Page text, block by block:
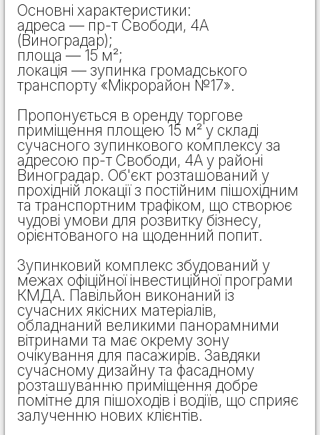
Основні характеристики:
адреса — пр-т Свободи, 4А
(Виноградар);
площа — 15 м²;
локація — зупинка громадського
транспорту «Мікрорайон №17».
Пропонується в оренду торгове
приміщення площею 15 м² у складі
сучасного зупинкового комплексу за
адресою пр-т Свободи, 4А у районі
Виноградар. Об'єкт розташований у
прохідній локації з постійним пішохідним
та транспортним трафіком, що створює
чудові умови для розвитку бізнесу,
орієнтованого на щоденний попит.
Зупинковий комплекс збудований у
межах офіційної інвестиційної програми
КМДА. Павільйон виконаний із
сучасних якісних матеріалів,
обладнаний великими панорамними
вітринами та має окрему зону
очікування для пасажирів. Завдяки
сучасному дизайну та фасадному
розташуванню приміщення добре
помітне для пішоходів і водіїв, що сприяє
залученню нових клієнтів.